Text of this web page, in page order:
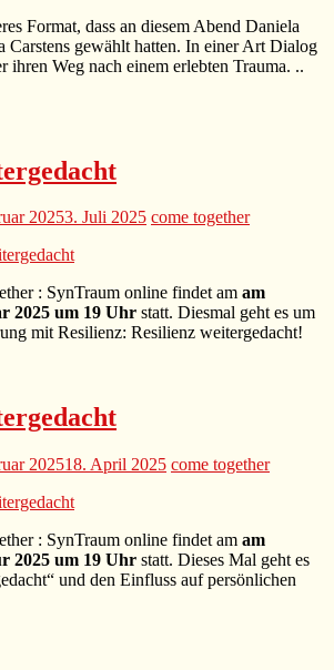
Format, dass an diesem Abend Daniela
Carstens gewählt hatten. In einer Art Dialog
ihren Weg nach einem erlebten Trauma. ..
20253. Juli 2025 come together
: SynTraum online findet am am
2025 um 19 Uhr statt. Diesmal geht es um
mit Resilienz: Resilienz weitergedacht!
202518. April 2025 come together
: SynTraum online findet am am
2025 um 19 Uhr statt. Dieses Mal geht es
und den Einfluss auf persönlichen